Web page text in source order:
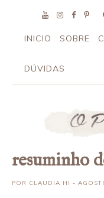
INICIO SOBRE
DÚVIDAS
resuminho
POR CLAUDIA HI-